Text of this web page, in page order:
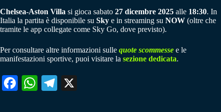
Chelsea-Aston Villa si gioca sabato 27 dicembre 2025 alle 18:30. In
Italia la partita è disponibile su Sky e in streaming su NOW (oltre che
tramite le app collegate come Sky Go, dove previsto).
Per consultare altre informazioni sulle quote scommesse e le
manifestazioni sportive, puoi visitare la sezione dedicata.
Fa W
Te